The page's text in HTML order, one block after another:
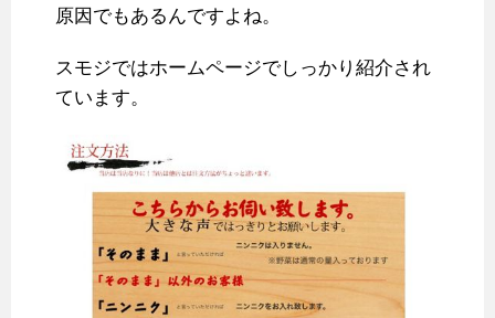
原因でもあるんですよね。
スモジではホームページでしっかり紹介され
ています。